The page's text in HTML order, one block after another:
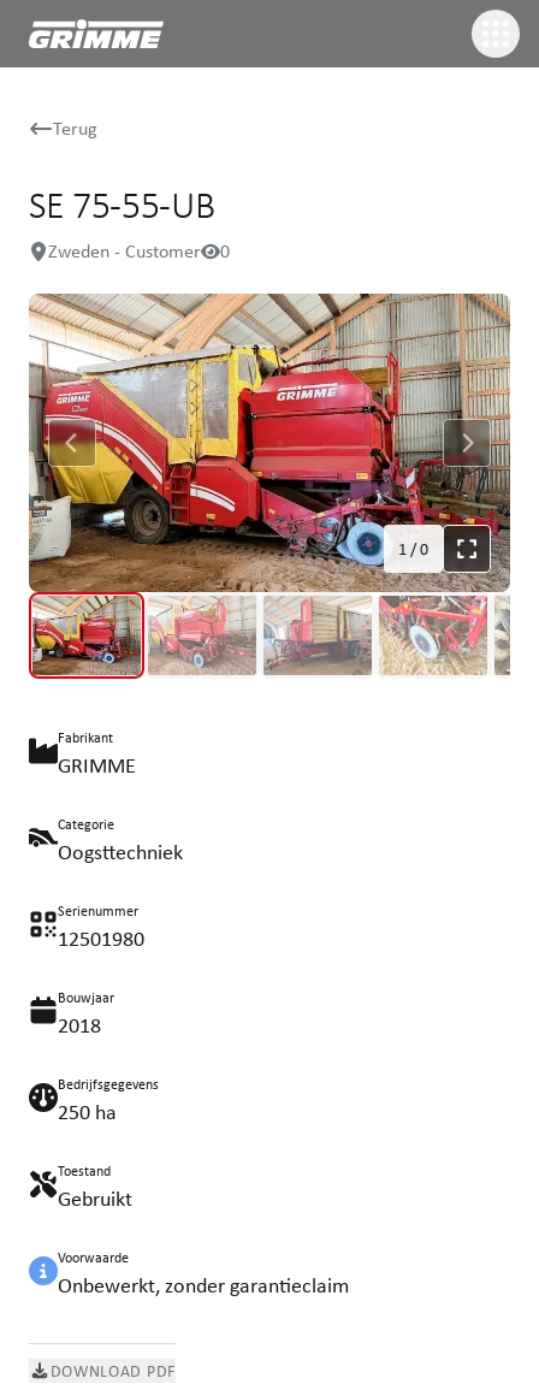
Terug
SE 75-55-UB
Zweden - Customer 0
1/0
Fabrikant
GRIMME
Categorie
Oogsttechniek
Serienummer
12501980
Bouwjaar
2018
Bedrijfsgegevens
250 ha
Toestand
Gebruikt
Voorwaarde
Onbewerkt, zonder garantieclaim
DOWNLOAD PDF